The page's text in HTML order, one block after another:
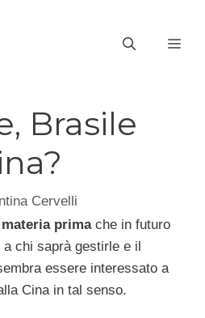
Brasile
Cervelli
materia primache in futuro
chi saprà gestirle e il
essere interessato a
Cina in tal senso.